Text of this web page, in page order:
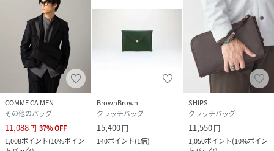
COMME CA MEN
その他のバッグ
11,088円 37%OFF
1,008ポイント(10%ポイン
BrownBrown
クラッチバッグ
15,400円
140ポイント(1倍)
SHIPS
クラッチバッグ
11,550円
1,050ポイント(10%ポイン